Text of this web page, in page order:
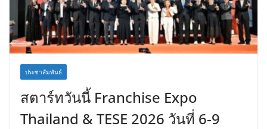
ประชาสัมพันธ์
สตาร์ทวันนี้ Franchise Expo
Thailand & TESE 2026 วันที่ 6-9